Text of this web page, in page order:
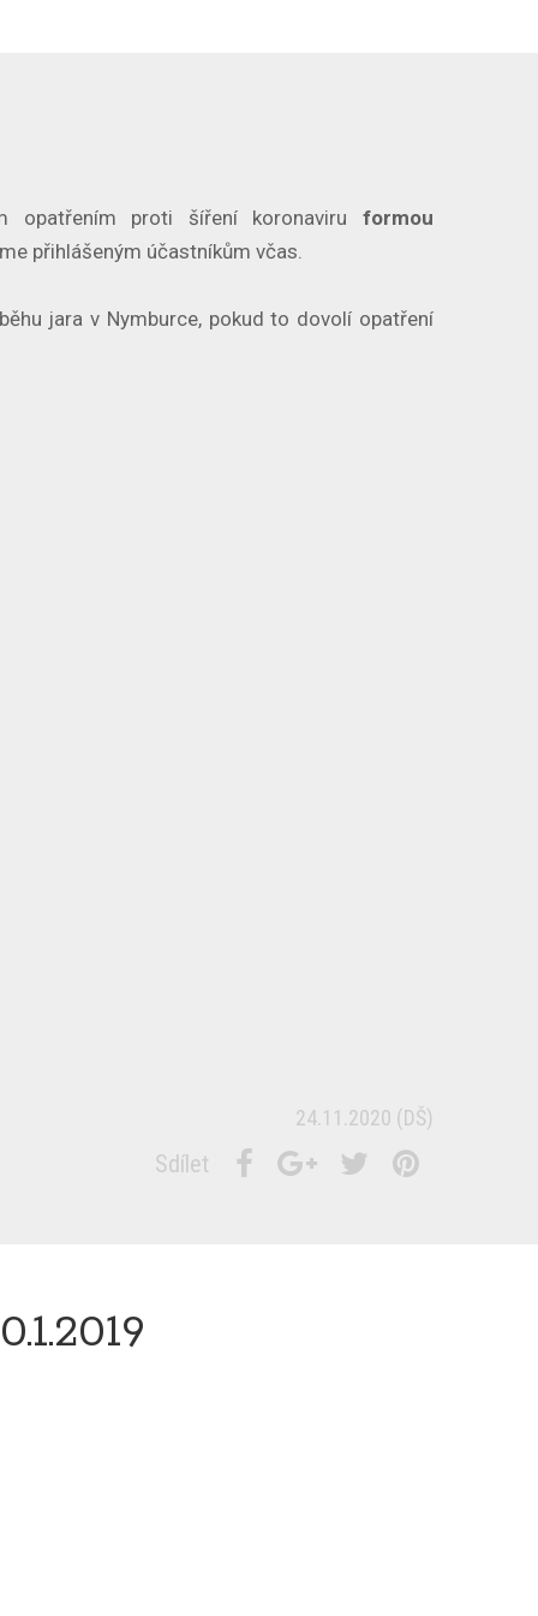
opatřením proti šíření koronaviru formou
přihlášeným účastníkům včas.
jara v Nymburce, pokud to dovolí opatření
24.11.2020 (DŠ)
Sdílet